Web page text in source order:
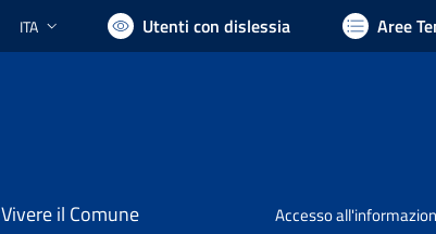
Lingua attiva:
ITA Utenti con dislessia Aree
Vivere il Comune Accesso